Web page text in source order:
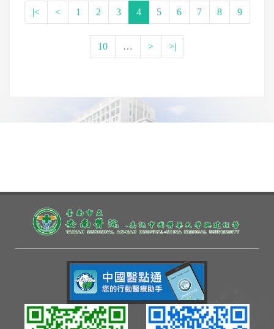
|< < 1 2 3 4 5 6 7 8 9
10 … > >|